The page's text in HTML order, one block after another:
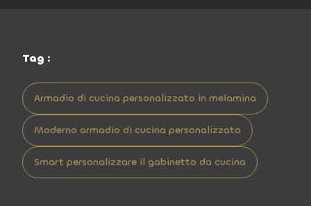
Tag :
Armadio di cucina personalizzato in melamina
Moderno armadio di cucina personalizzato
Smart personalizzare il gabinetto da cucina